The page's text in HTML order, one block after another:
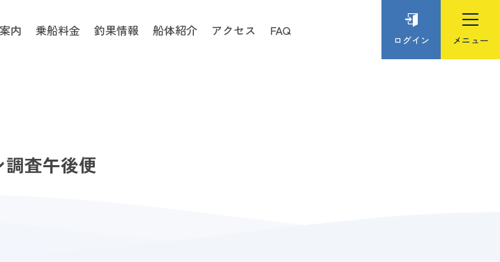
内 乗船料金 釣果情報 船体紹介 アクセス FAQ
ログイン
査午後便